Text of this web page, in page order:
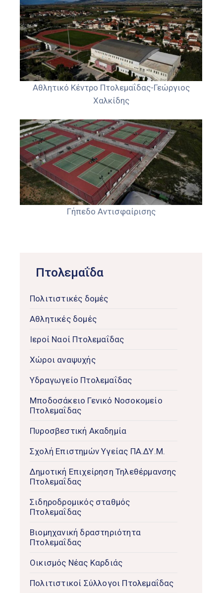
Πτολεμαΐδα
Πολιτιστικές δομές
Αθλητικές δομές
Ιεροί Ναοί Πτολεμαΐδας
Χώροι αναψυχής
Υδραγωγείο Πτολεμαΐδας
Μποδοσάκειο Γενικό Νοσοκομείο
Πτολεμαΐδας
Πυροσβεστική Ακαδημία
Σχολή Επιστημών Υγείας ΠΑ.ΔΥ.Μ.
Δημοτική Επιχείρηση Τηλεθέρμανσης
Πτολεμαΐδας
Σιδηροδρομικός σταθμός
Πτολεμαΐδας
Βιομηχανική δραστηριότητα
Πτολεμαΐδας
Οικισμός Νέας Καρδιάς
Πολιτιστικοί Σύλλογοι Πτολεμαΐδας
Αθλητικό Κέντρο Πτολεμαΐδας-Γεώργιος
Χαλκίδης
Γήπεδο Αντισφαίρισης